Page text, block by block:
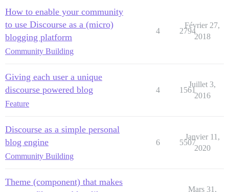
How to enable your community
to use Discourse as a (micro)
blogging platform
Community Building
4 2794
Février 27,
2018
Giving each user a unique
discourse powered blog
Feature
4 1561
Juillet 3,
2016
Discourse as a simple personal
blog engine
Community Building
6 5507
Janvier 11,
2020
Theme (component) that makes
Mars 31,